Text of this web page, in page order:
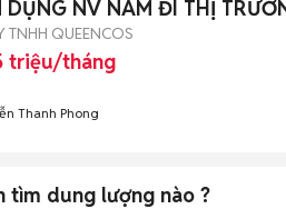
DỤNG NV NAM ĐI THỊ
TNHH QUEENCOS
triệu/tháng
Thanh Phong
tìm dung lượng nào ?